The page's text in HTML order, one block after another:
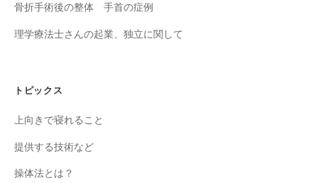
骨折手術後の整体 手首の症例
理学療法士さんの起業、独立に関して
トピックス
上向きで寝れること
提供する技術など
操体法とは？